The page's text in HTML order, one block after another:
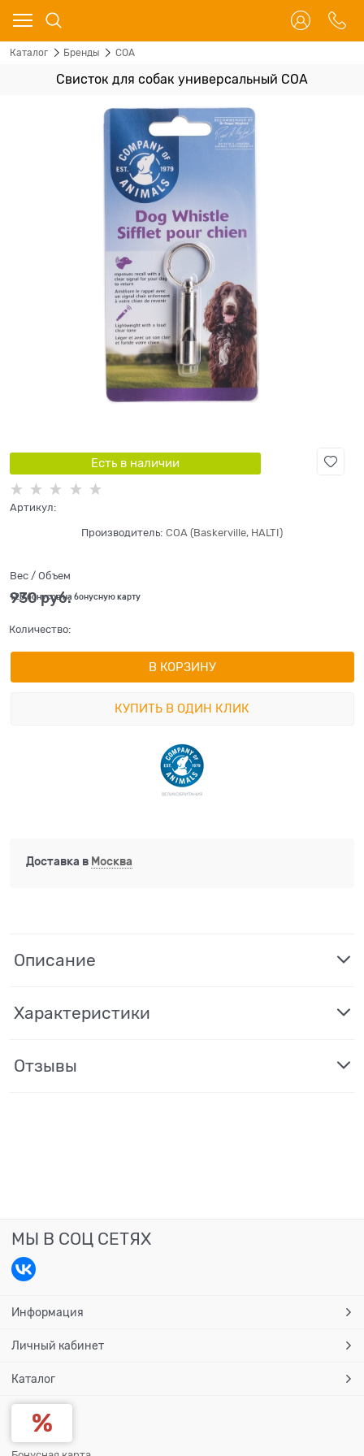
Каталог Бренды COA
Свисток для собак универсальный COA
Есть в наличии
Артикул:
Производитель: COA (Baskerville, HALTI)
Вес / Объем
930 руб.
+28 бонусов на бонусную карту
Количество:
В КОРЗИНУ
КУПИТЬ В ОДИН КЛИК
Доставка в Москва
Описание
Характеристики
Отзывы
МЫ В СОЦ СЕТЯХ
Информация
Личный кабинет
Каталог